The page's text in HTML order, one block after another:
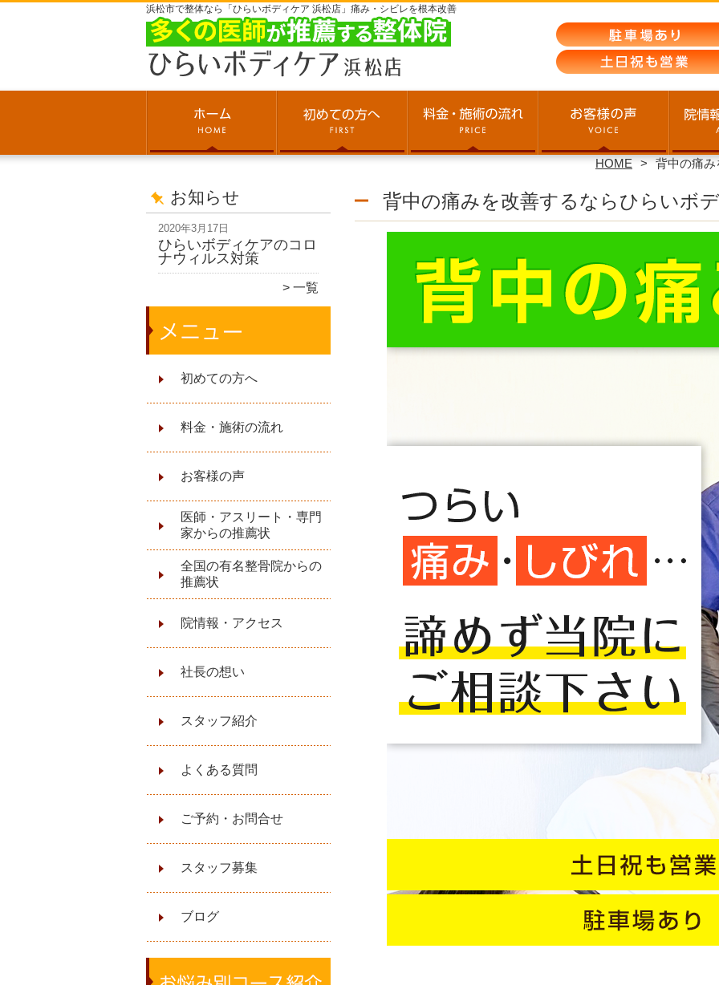
浜松市で整体なら「ひらいボディケア 浜松店」痛み・シビレを根本改善
HOME 背中の痛
お知らせ
2020年3月17日
ひらいボディケアのコロ
ナウィルス対策
一覧
初めての方へ
料金・施術の流れ
お客様の声
医師・アスリート・専門
家からの推薦状
全国の有名整骨院からの
推薦状
院情報・アクセス
社長の想い
スタッフ紹介
よくある質問
ご予約・お問合せ
スタッフ募集
ブログ
背中の痛みを改善するならひらいボ